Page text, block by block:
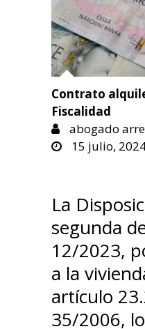
Contrato
Fiscalidad
abogado
15 julio,
La
segunda
12/2023,
a la
artículo
35/2006,